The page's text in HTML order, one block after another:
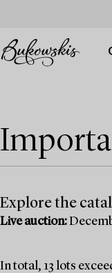
Explore the
Live auction:
In total, 13 lots